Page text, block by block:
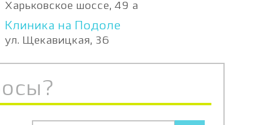
Харьковское шоссе, 49 а
Клиника на Подоле
ул. Щекавицкая, 36